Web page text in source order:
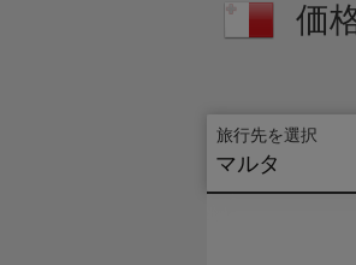
価
旅行先を選択
マルタ